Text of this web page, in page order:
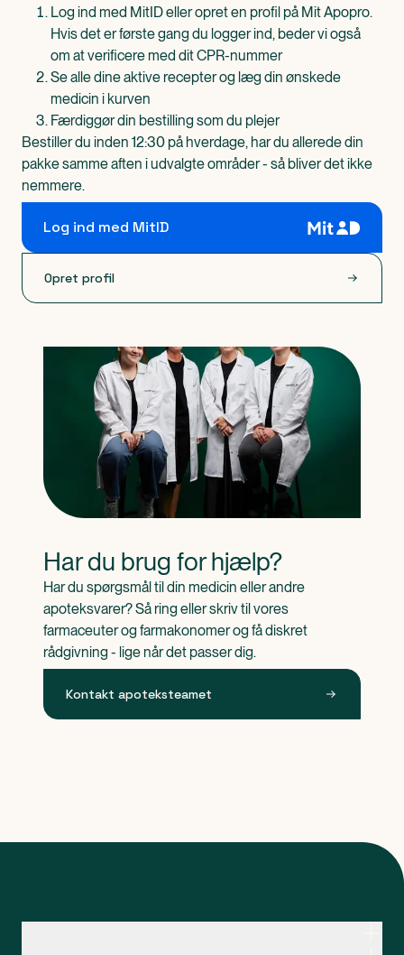
Log ind med MitID eller opret en profil på Mit Apopro.
Hvis det er første gang du logger ind, beder vi også
om at verificere med dit CPR-nummer
Se alle dine aktive recepter og læg din ønskede
medicin i kurven
Færdiggør din bestilling som du plejer
Bestiller du inden 12:30 på hverdage, har du allerede din
pakke samme aften i udvalgte områder - så bliver det ikke
nemmere.
Log ind med MitID
Opret profil
Har du brug for hjælp?
Har du spørgsmål til din medicin eller andre
apoteksvarer? Så ring eller skriv til vores
farmaceuter og farmakonomer og få diskret
rådgivning - lige når det passer dig.
Kontakt apoteksteamet